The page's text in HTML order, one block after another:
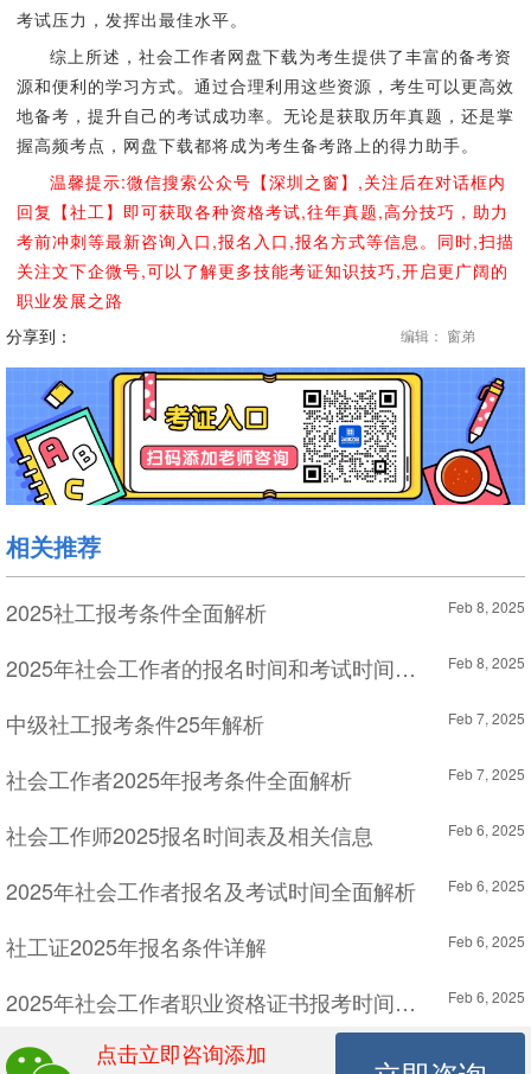
考试压力，发挥出最佳水平。
综上所述，社会工作者网盘下载为考生提供了丰富的备考资
源和便利的学习方式。通过合理利用这些资源，考生可以更高效
地备考，提升自己的考试成功率。无论是获取历年真题，还是掌
握高频考点，网盘下载都将成为考生备考路上的得力助手。
温馨提示:微信搜索公众号【深圳之窗】,关注后在对话框内
回复【社工】即可获取各种资格考试,往年真题,高分技巧，助力
考前冲刺等最新咨询入口,报名入口,报名方式等信息。同时,扫描
关注文下企微号,可以了解更多技能考证知识技巧,开启更广阔的
职业发展之路
分享到：
编辑： 窗弟
相关推荐
2025社工报考条件全面解析 Feb 8, 2025
2025年社会工作者的报名时间和考试时间详解 Feb 8, 2025
中级社工报考条件25年解析 Feb 7, 2025
社会工作者2025年报考条件全面解析 Feb 7, 2025
社会工作师2025报名时间表及相关信息 Feb 6, 2025
2025年社会工作者报名及考试时间全面解析 Feb 6, 2025
社工证2025年报名条件详解 Feb 6, 2025
2025年社会工作者职业资格证书报考时间详解 Feb 6, 2025
25年广东社工证备考技巧
点击立即咨询添加